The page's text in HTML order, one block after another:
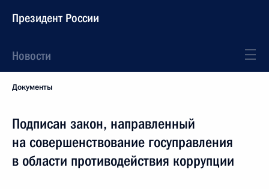
Президент России
Новости
Документы
Подписан закон, направленный
на совершенствование госуправления
в области противодействия коррупции